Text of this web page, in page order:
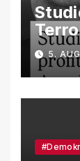
und
5.